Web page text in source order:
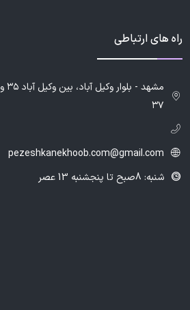
راه های ارتباطی
مشهد - بلوار وکیل آباد، بین وکیل آباد ۳۵ و
۳۷
pezeshkanekhoob.com@gmail.com
شنبه: 8صبح تا پنجشنبه 13 عصر